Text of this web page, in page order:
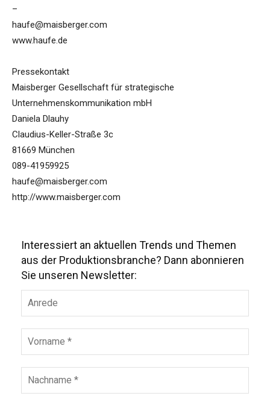
–
haufe@maisberger.com
www.haufe.de
Pressekontakt
Maisberger Gesellschaft für strategische
Unternehmenskommunikation mbH
Daniela Dlauhy
Claudius-Keller-Straße 3c
81669 München
089-41959925
haufe@maisberger.com
http://www.maisberger.com
Interessiert an aktuellen Trends und Themen
aus der Produktionsbranche? Dann abonnieren
Sie unseren Newsletter: